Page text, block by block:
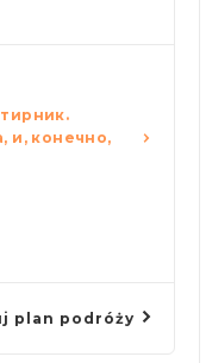
и, конечно,
plan podróży